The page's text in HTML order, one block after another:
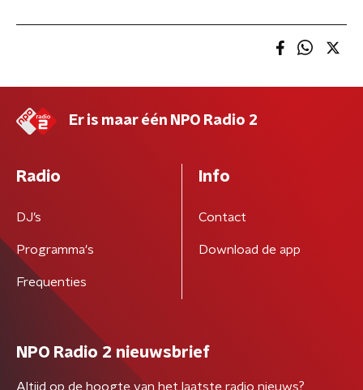
Er is maar één NPO Radio 2
Radio
DJ’s
Programma's
Frequenties
Info
Contact
Download de app
NPO Radio 2 nieuwsbrief
Altijd op de hoogte van het laatste radio nieuws?